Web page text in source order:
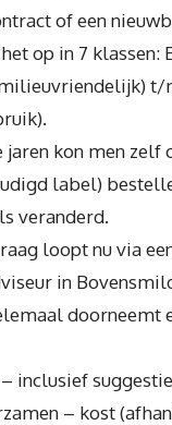
of een
op in 7 klassen:
t/
jaren kon men zelf
label)
veranderd.
loopt nu via
in
doorneemt
inclusief
– kost